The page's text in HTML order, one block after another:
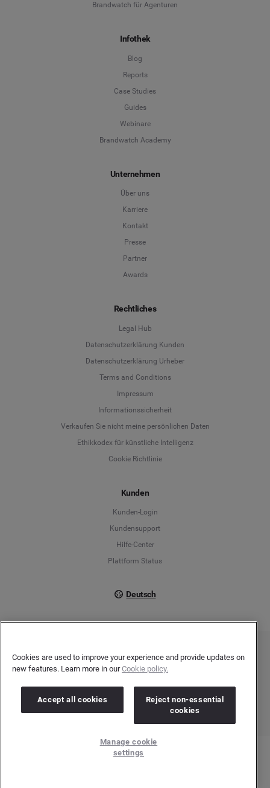
Brandwatch für Agenturen
Infothek
Blog
Reports
Case Studies
Guides
Webinare
Brandwatch Academy
Unternehmen
Über uns
Karriere
Kontakt
Presse
Partner
Awards
Rechtliches
Legal Hub
Datenschutzerklärung Kunden
Datenschutzerklärung Urheber
Terms and Conditions
Impressum
Informationssicherheit
Verkaufen Sie nicht meine persönlichen Daten
Ethikkodex für künstliche Intelligenz
Cookie Richtlinie
Kunden
Kunden-Login
Kundensupport
Hilfe-Center
Plattform Status
Deutsch
Deutsch
Copyright © 2026 Brandwatch. Alle Rechte vorbehalten. De-Saint-Exupéry-Straße 10,
60549 Frankfurt/Main
Registergericht: Amtsgericht Frankfurt am Main | Registernummer: HRB 138083 |
Cookies are used to improve your experience and provide updates on
new features. Learn more in ourCookie policy.
Accept all cookies
Reject non-essential
cookies
Manage cookie
settings